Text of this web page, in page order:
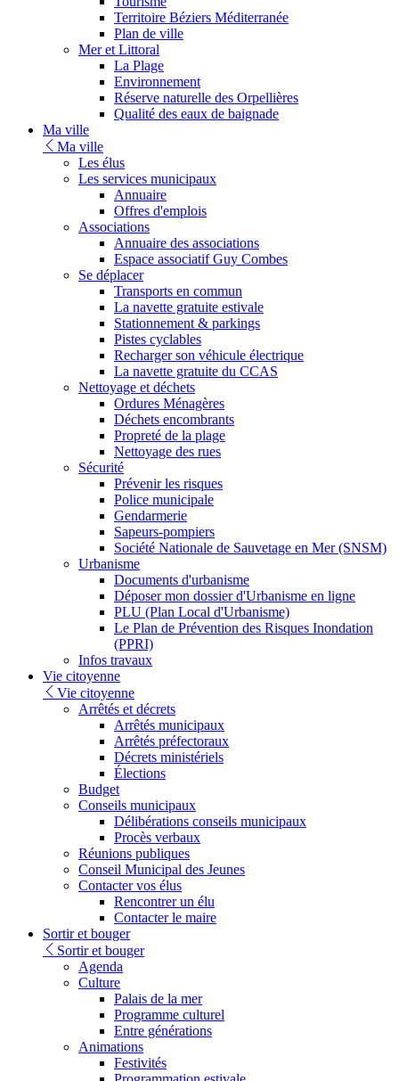
Territoire Béziers Méditerranée
Plan de ville
Mer et Littoral
La Plage
Environnement
Réserve naturelle des Orpellières
Qualité des eaux de baignade
Ma ville
Ma ville
Les élus
Les services municipaux
Annuaire
Offres d'emplois
Associations
Annuaire des associations
Espace associatif Guy Combes
Se déplacer
Transports en commun
La navette gratuite estivale
Stationnement & parkings
Pistes cyclables
Recharger son véhicule électrique
La navette gratuite du CCAS
Nettoyage et déchets
Ordures Ménagères
Déchets encombrants
Propreté de la plage
Nettoyage des rues
Sécurité
Prévenir les risques
Police municipale
Gendarmerie
Sapeurs-pompiers
Société Nationale de Sauvetage en Mer (SNSM)
Urbanisme
Documents d'urbanisme
Déposer mon dossier d'Urbanisme en ligne
PLU (Plan Local d'Urbanisme)
Le Plan de Prévention des Risques Inondation
(PPRI)
Infos travaux
Vie citoyenne
Vie citoyenne
Arrêtés et décrets
Arrêtés municipaux
Arrêtés préfectoraux
Décrets ministériels
Élections
Budget
Conseils municipaux
Délibérations conseils municipaux
Procès verbaux
Réunions publiques
Conseil Municipal des Jeunes
Contacter vos élus
Rencontrer un élu
Contacter le maire
Sortir et bouger
Sortir et bouger
Agenda
Culture
Palais de la mer
Programme culturel
Entre générations
Animations
Festivités